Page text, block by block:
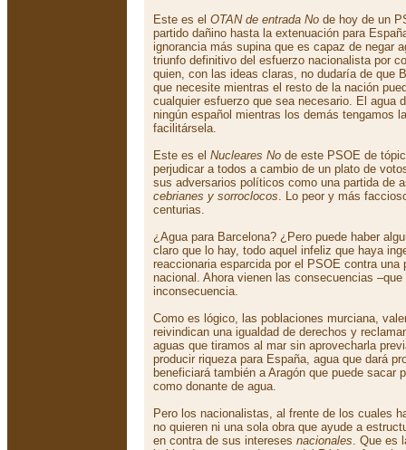
Este es el OTAN de entrada No de hoy de un
partido dañino hasta la extenuación para
ignorancia más supina que es capaz de negar
triunfo definitivo del esfuerzo nacionalista por
quien, con las ideas claras, no dudaría de que
que necesite mientras el resto de la nación
cualquier esfuerzo que sea necesario. El agua
ningún español mientras los demás tengamos
facilitársela.
Este es el Nucleares No de este PSOE de
perjudicar a todos a cambio de un plato de
sus adversarios políticos como una partida de
cebrianes y sorroclocos. Lo peor y más
centurias.
¿Agua para Barcelona? ¿Pero puede haber
claro que lo hay, todo aquel infeliz que haya
reaccionaria esparcida por el PSOE contra
nacional. Ahora vienen las consecuencias
inconsecuencia.
Como es lógico, las poblaciones murciana,
reivindican una igualdad de derechos y
aguas que tiramos al mar sin aprovecharla
producir riqueza para España, agua que dará
beneficiará también a Aragón que puede sacar
como donante de agua.
Pero los nacionalistas, al frente de los cuales
no quieren ni una sola obra que ayude a
en contra de sus intereses nacionales. Que es